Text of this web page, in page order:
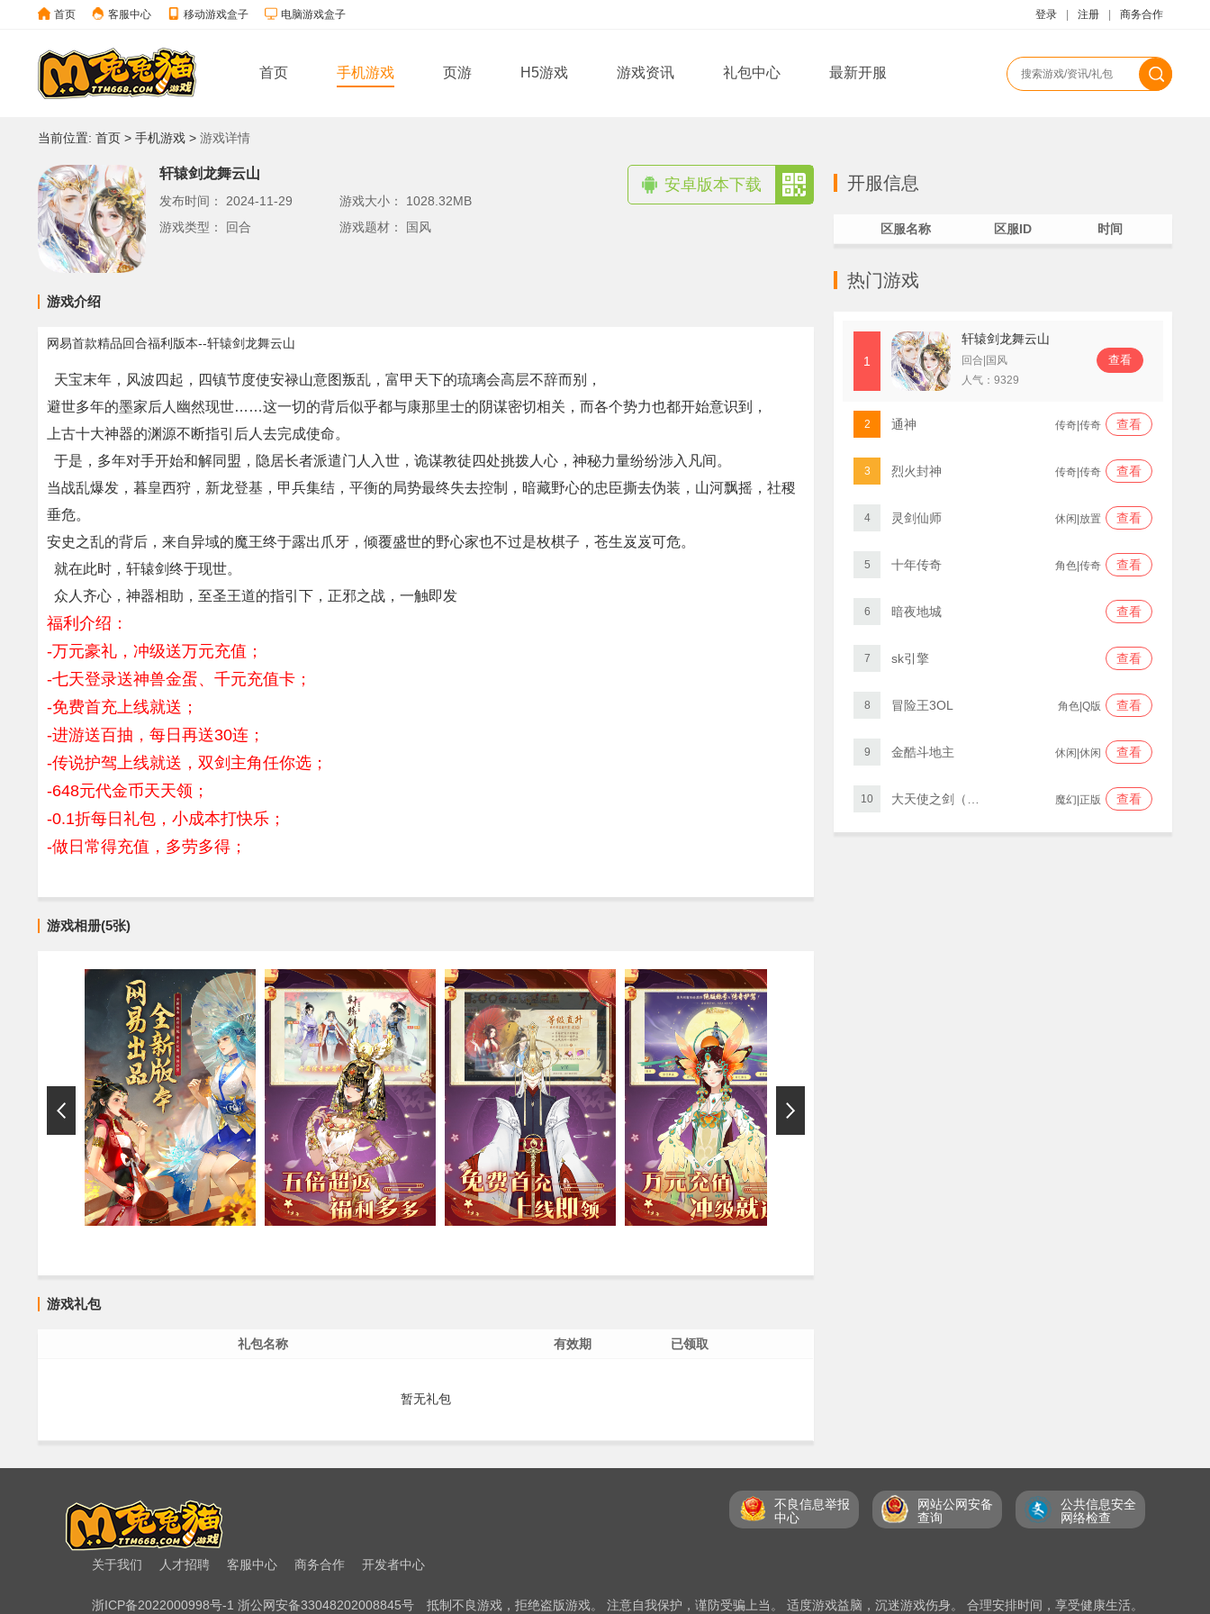
首页 客服中心 移动游戏盒子 电脑游戏盒子 登录 注册 商务合作
首页 手机游戏 页游 H5游戏 游戏资讯 礼包中心 最新开服
当前位置: 首页 > 手机游戏 > 游戏详情
轩辕剑龙舞云山
发布时间： 2024-11-29
游戏类型：
回合
游戏大小： 1028.32MB
游戏题材：
国风
安卓版本下载
游戏介绍
网易首款精品回合福利版本--轩辕剑龙舞云山
天宝末年，风波四起，四镇节度使安禄山意图叛乱，富甲天下的琉璃会高层不辞而别，
避世多年的墨家后人幽然现世……这一切的背后似乎都与康那里士的阴谋密切相关，而各个势力也都开始意识到，
上古十大神器的渊源不断指引后人去完成使命。
于是，多年对手开始和解同盟，隐居长者派遣门人入世，诡谋教徒四处挑拨人心，神秘力量纷纷涉入凡间。
当战乱爆发，暮皇西狩，新龙登基，甲兵集结，平衡的局势最终失去控制，暗藏野心的忠臣撕去伪装，山河飘摇，社稷
垂危。
安史之乱的背后，来自异域的魔王终于露出爪牙，倾覆盛世的野心家也不过是枚棋子，苍生岌岌可危。
就在此时，轩辕剑终于现世。
众人齐心，神器相助，至圣王道的指引下，正邪之战，一触即发
福利介绍：
-万元豪礼，冲级送万元充值；
-七天登录送神兽金蛋、千元充值卡；
-免费首充上线就送；
-进游送百抽，每日再送30连；
-传说护驾上线就送，双剑主角任你选；
-648元代金币天天领；
-0.1折每日礼包，小成本打快乐；
-做日常得充值，多劳多得；
游戏相册(5张)
游戏礼包
礼包名称 有效期 已领取
暂无礼包
开服信息
区服名称 区服ID 时间
热门游戏
1
轩辕剑龙舞云山
回合|国风
人气： 9329
查看
2 通神 传奇|传奇 查看
3 烈火封神 传奇|传奇 查看
4 灵剑仙师 休闲|放置 查看
5 十年传奇 角色|传奇 查看
6 暗夜地城 查看
7 sk引擎 查看
8 冒险王3OL 角色|Q版 查看
9 金酷斗地主 休闲|休闲 查看
10 魔幻|正版 查看
关于我们 人才招聘 客服中心 商务合作 开发者中心
浙ICP备2022000998号-1 浙公网安备33048202008845号 抵制不良游戏，拒绝盗版游戏。 注意自我保护，谨防受骗上当。 适度游戏益脑，沉迷游戏伤身。 合理安排时间，享受健康生活。
公共信息安全
网络检查
网站公网安备
查询
不良信息举报
中心